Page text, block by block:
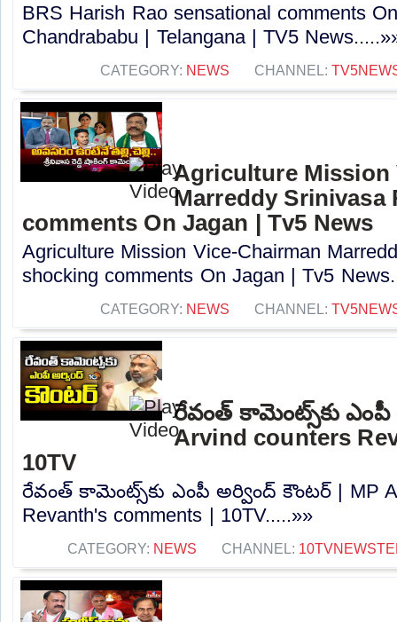
BRS Harish Rao sensational comments
Chandrababu | Telangana | TV5
CATEGORY: NEWS CHANNEL:
Agriculture Mission
Marreddy Srinivasa
comments On Jagan | Tv5 News
Agriculture Mission Vice-Chairman
shocking comments On Jagan | Tv5
CATEGORY: NEWS CHANNEL:
రేవంత్ కామెంట్స్‌కు ఎంపీ
Arvind counters
10TV
రేవంత్ కామెంట్స్‌కు ఎంపీ అర్వింద్ కౌంటర్ | MP
Revanth's comments | 10TV.....»»
CATEGORY: NEWS CHANNEL: